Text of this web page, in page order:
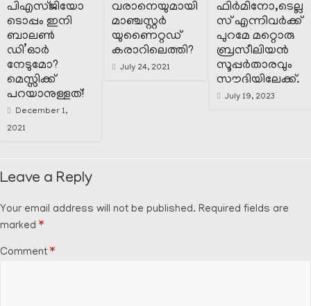
പിഎസ്ജിയോ
ടൊപ്പം ഇനി
ബാലൺ
ഡി’ഓർ
നേടുമോ?
മെസ്സിക്ക്
പറയാനുള്ളത്!
December 1,
2021
വരാനെയുമായി
മാഞ്ചസ്റ്റർ
യുണൈറ്റഡ്
കരാറിലെത്തി?
July 24, 2021
ഫിർമിനോ,ടെല്ല
സ് എന്നിവർക്ക്
പുറമേ മറ്റൊരു
ബ്രസീലിയൻ
സൂപ്പർതാരവും
സൗദിയിലേക്ക്.
July 19, 2023
Leave a Reply
Your email address will not be published. Required fields are
marked *
Comment *